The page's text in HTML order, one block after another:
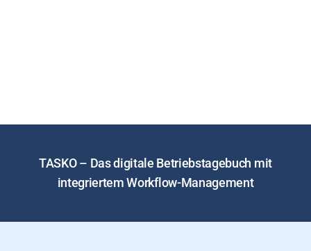
TASKO – Das digitale Betriebstagebuch mit
integriertem Workflow-Management